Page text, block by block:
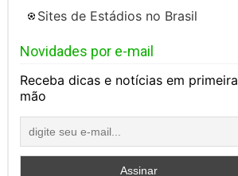
Sites de Estádios no Brasil
Novidades por e-mail
Receba dicas e notícias em primeira
mão